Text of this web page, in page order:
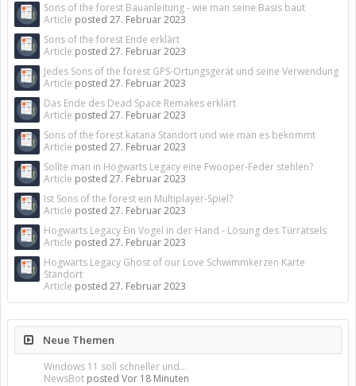
Sons of the forest Bauanleitung - wie man seine Basis baut
Article posted 27. Februar 2023
Sons of the forest Ende erklärt
Article posted 27. Februar 2023
Jedes Sons of the forest GPS-Ortungsgerät und seine Verwendung
Article posted 27. Februar 2023
Das Ende des Dead Space Remakes erklärt
Article posted 27. Februar 2023
Sons of the forest katana Standort und wie man es bekommt
Article posted 27. Februar 2023
Sollte man in Hogwarts Legacy eine Fwooper-Feder stehlen?
Article posted 27. Februar 2023
Ist Sons of the forest ein Multiplayer-Spiel?
Article posted 27. Februar 2023
Hogwarts Legacy Ein Vogel in der Hand - Lösung des Türrätsels
Article posted 27. Februar 2023
Hogwarts Legacy Ghost of our Love Schwimmkerzen Karte
Standort
Article posted 27. Februar 2023
Neue Themen
Windows 11 soll schneller und...
NewsBot posted Vor 18 Minuten